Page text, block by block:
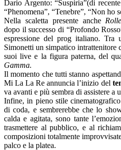
Dario Argento: “Suspiria”(di
“Phenomena”, “Tenebre”, “Non ho
Nella scaletta presente anche
dopo il successo di “Profondo
espressione del prog italiano.
Simonetti un simpatico intrattenitore
suoi live e la figura paterna, del
Gamma.
Il momento che tutti stanno
Mi La La Re annuncia l’inizio del
va avanti e più sembra di assistere a
Infine, in pieno stile
di coda, e sembrerebbe che lo
calda e agitata, sono tante
trasmettere al pubblico, e al
composizioni totalmente
palco e la platea.